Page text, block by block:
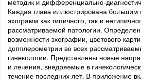
методик и дифференциально-
Каждая глава иллюстрирована большим
эхограмм как типичного, так и
рассматриваемой патологии.
возможности эхографии, цветового
допплерометрии во всех
гинекологии. Представлены новые
и лечения, внедряемые в
течение последних лет. В приложение